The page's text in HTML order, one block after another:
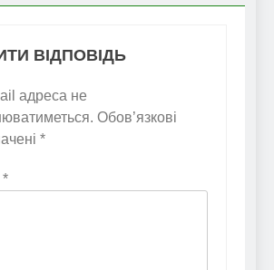
ВІДПОВІДЬ
адреса не
Обов’язкові
*
*